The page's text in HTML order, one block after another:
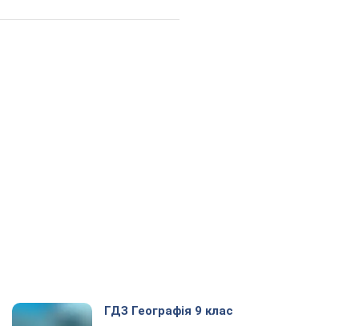
ГДЗ Географія 9 клас